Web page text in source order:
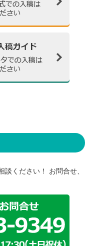
ください！ お問合せ、